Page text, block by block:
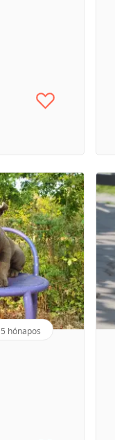
5 hónapos